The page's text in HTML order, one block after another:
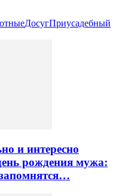
ДосугПриусадебный
и интересно
рождения мужа: